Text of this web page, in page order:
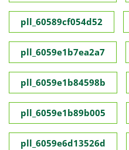
pll_60589cf054d52
pll_6059e1b7ea2a7
pll_6059e1b84598b
pll_6059e1b89b005
pll_6059e6d13526d